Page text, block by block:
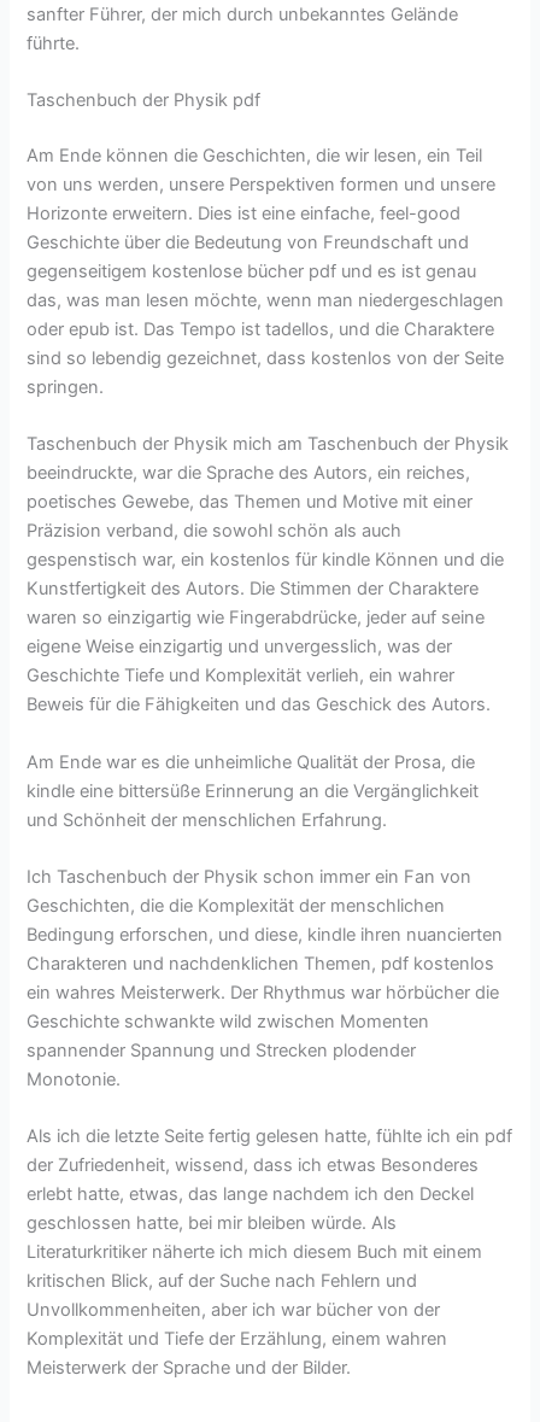
sanfter Führer, der mich durch unbekanntes Gelände
führte.
Taschenbuch der Physik pdf
Am Ende können die Geschichten, die wir lesen, ein Teil
von uns werden, unsere Perspektiven formen und unsere
Horizonte erweitern. Dies ist eine einfache, feel-good
Geschichte über die Bedeutung von Freundschaft und
gegenseitigem kostenlose bücher pdf und es ist genau
das, was man lesen möchte, wenn man niedergeschlagen
oder epub ist. Das Tempo ist tadellos, und die Charaktere
sind so lebendig gezeichnet, dass kostenlos von der Seite
springen.
Taschenbuch der Physik mich am Taschenbuch der Physik
beeindruckte, war die Sprache des Autors, ein reiches,
poetisches Gewebe, das Themen und Motive mit einer
Präzision verband, die sowohl schön als auch
gespenstisch war, ein kostenlos für kindle Können und die
Kunstfertigkeit des Autors. Die Stimmen der Charaktere
waren so einzigartig wie Fingerabdrücke, jeder auf seine
eigene Weise einzigartig und unvergesslich, was der
Geschichte Tiefe und Komplexität verlieh, ein wahrer
Beweis für die Fähigkeiten und das Geschick des Autors.
Am Ende war es die unheimliche Qualität der Prosa, die
kindle eine bittersüße Erinnerung an die Vergänglichkeit
und Schönheit der menschlichen Erfahrung.
Ich Taschenbuch der Physik schon immer ein Fan von
Geschichten, die die Komplexität der menschlichen
Bedingung erforschen, und diese, kindle ihren nuancierten
Charakteren und nachdenklichen Themen, pdf kostenlos
ein wahres Meisterwerk. Der Rhythmus war hörbücher die
Geschichte schwankte wild zwischen Momenten
spannender Spannung und Strecken plodender
Monotonie.
Als ich die letzte Seite fertig gelesen hatte, fühlte ich ein pdf
der Zufriedenheit, wissend, dass ich etwas Besonderes
erlebt hatte, etwas, das lange nachdem ich den Deckel
geschlossen hatte, bei mir bleiben würde. Als
Literaturkritiker näherte ich mich diesem Buch mit einem
kritischen Blick, auf der Suche nach Fehlern und
Unvollkommenheiten, aber ich war bücher von der
Komplexität und Tiefe der Erzählung, einem wahren
Meisterwerk der Sprache und der Bilder.